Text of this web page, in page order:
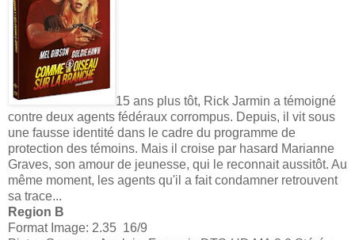
15 ans plus tôt, Rick Jarmin a témoigné
contre deux agents fédéraux corrompus. Depuis, il vit sous
une fausse identité dans le cadre du programme de
protection des témoins. Mais il croise par hasard Marianne
Graves, son amour de jeunesse, qui le reconnait aussitôt. Au
même moment, les agents qu'il a fait condamner retrouvent
sa trace...
Region B
Format Image: 2.35 16/9